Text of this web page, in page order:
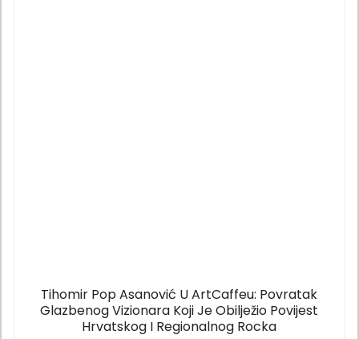
Tihomir Pop Asanović U ArtCaffeu: Povratak
Glazbenog Vizionara Koji Je Obilježio Povijest
Hrvatskog I Regionalnog Rocka